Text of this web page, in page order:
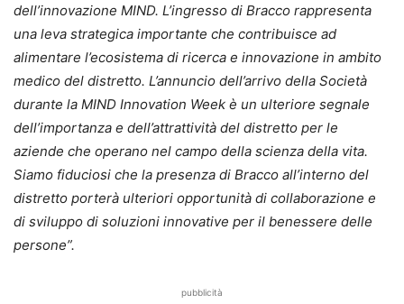
dell’innovazione MIND. L’ingresso di Bracco rappresenta
una leva strategica importante che contribuisce ad
alimentare l’ecosistema di ricerca e innovazione in ambito
medico del distretto. L’annuncio dell’arrivo della Società
durante la MIND Innovation Week è un ulteriore segnale
dell’importanza e dell’attrattività del distretto per le
aziende che operano nel campo della scienza della vita.
Siamo fiduciosi che la presenza di Bracco all’interno del
distretto porterà ulteriori opportunità di collaborazione e
di sviluppo di soluzioni innovative per il benessere delle
persone”.
pubblicità